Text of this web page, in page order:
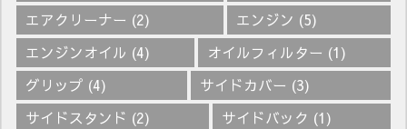
エアクリーナー (2) エンジン (5)
エンジンオイル (4) オイルフィルター (1)
グリップ (4) サイドカバー (3)
サイドスタンド (2) サイドバック (1)